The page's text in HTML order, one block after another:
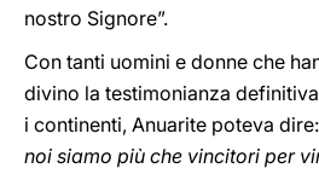
nostro Signore”.
Con tanti uomini e donne che
divino la testimonianza
i continenti, Anuarite poteva dire:
noi siamo più che vincitori per